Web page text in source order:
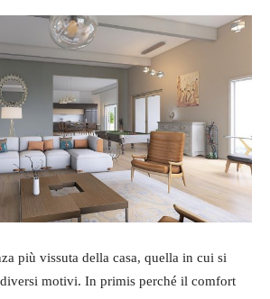
più vissuta della casa, quella in cui si
motivi. In primis perché il comfort